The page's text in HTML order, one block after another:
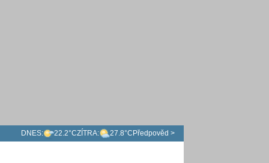
DNES: 22.2°CZÍTRA: 27.8°C Předpověd >